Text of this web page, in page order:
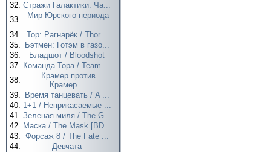
32. Стражи Галактики. Ча...
33.
Мир Юрского периода
...
34.
Тор: Рагнарёк / Thor...
35.
Бэтмен: Готэм в газо...
36.
Бладшот / Bloodshot
37. Команда Тора / Team ...
38.
Крамер против
Крамер...
39.
Время танцевать / A ...
40. 1+1 / Неприкасаемые ...
41. Зеленая миля / The G...
42. Маска / The Mask [BD...
43. Форсаж 8 / The Fate ...
44.
Девчата